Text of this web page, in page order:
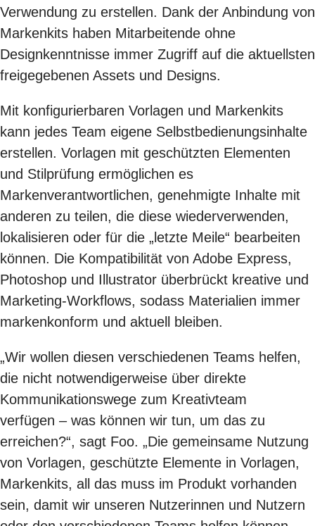
Verwendung zu erstellen. Dank der Anbindung von
Markenkits haben Mitarbeitende ohne
Designkenntnisse immer Zugriff auf die aktuellsten
freigegebenen Assets und Designs.
Mit konfigurierbaren Vorlagen und Markenkits
kann jedes Team eigene Selbstbedienungsinhalte
erstellen. Vorlagen mit geschützten Elementen
und Stilprüfung ermöglichen es
Markenverantwortlichen, genehmigte Inhalte mit
anderen zu teilen, die diese wiederverwenden,
lokalisieren oder für die „letzte Meile“ bearbeiten
können. Die Kompatibilität von Adobe Express,
Photoshop und Illustrator überbrückt kreative und
Marketing-Workflows, sodass Materialien immer
markenkonform und aktuell bleiben.
„Wir wollen diesen verschiedenen Teams helfen,
die nicht notwendigerweise über direkte
Kommunikationswege zum Kreativteam
verfügen – was können wir tun, um das zu
erreichen?“, sagt Foo. „Die gemeinsame Nutzung
von Vorlagen, geschützte Elemente in Vorlagen,
Markenkits, all das muss im Produkt vorhanden
sein, damit wir unseren Nutzerinnen und Nutzern